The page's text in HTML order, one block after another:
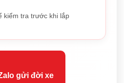
kiểm tra trước khi lắp
gửi đời xe